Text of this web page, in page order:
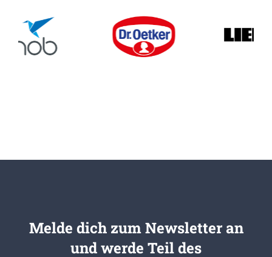
Melde dich zum Newsletter an
und werde Teil des